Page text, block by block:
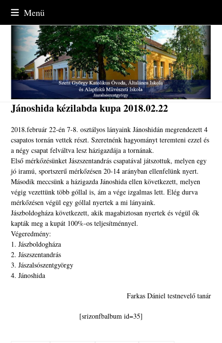
content
Menü
Jánoshida kézilabda kupa 2018.02.22
2018.február 22-én 7-8. osztályos lányaink Jánoshidán megrendezett 4
csapatos tornán vettek részt. Szeretnénk hagyományt teremteni ezzel és
a négy csapat felváltva lesz házigazdája a tornának.
Első mérkőzésünket Jászszentandrás csapatával játszottuk, melyen egy
jó iramú, sportszerű mérkőzésen 20-14 arányban ellenfelünk nyert.
Második meccsünk a házigazda Jánoshida ellen következett, melyen
végig vezettünk több góllal is, ám a vége izgalmas lett. Elég durva
mérkőzésen végül egy góllal nyertek a mi lányaink.
Jászboldogháza következett, akik magabiztosan nyertek és végül ők
kapták meg a kupát 100%-os teljesítménnyel.
Végeredmény:
1. Jászboldogháza
2. Jászszentandrás
3. Jászalsószentgyörgy
4. Jánoshida
Farkas Dániel testnevelő tanár
[srizonfbalbum id=35]